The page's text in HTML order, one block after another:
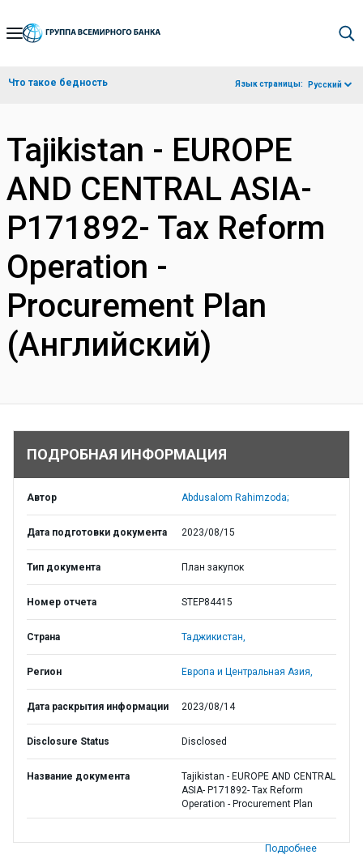
Skip
Navigation
Что такое бедность Язык страницы: Русский
Tajikistan - EUROPE
AND CENTRAL ASIA-
P171892- Tax Reform
Operation -
Procurement Plan
(Английский)
ПОДРОБНАЯ ИНФОРМАЦИЯ
Автор Abdusalom Rahimzoda;
Дата подготовки документа 2023/08/15
Тип документа План закупок
Номер отчета STEP84415
Страна Таджикистан,
Регион Европа и Центральная Азия,
Дата раскрытия информации 2023/08/14
Disclosure Status Disclosed
Название документа
Tajikistan - EUROPE AND CENTRAL
ASIA- P171892- Tax Reform
Operation - Procurement Plan
Подробнее